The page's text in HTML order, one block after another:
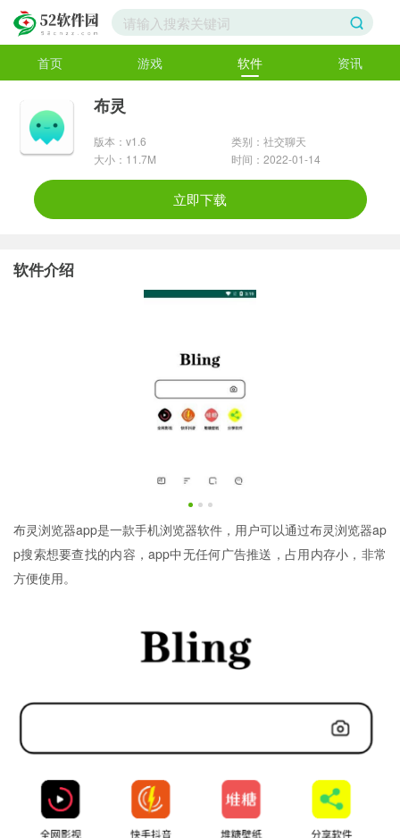
首页 游戏 软件 资讯
布灵
版本：v1.6
类别：社交聊天
大小：11.7M
时间：2022-01-14
立即下载
软件介绍
布灵浏览器app是一款手机浏览器软件，用户可以通过布灵浏览器ap
p搜索想要查找的内容，app中无任何广告推送，占用内存小，非常
方便使用。